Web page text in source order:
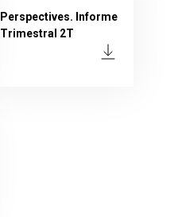
Perspectives. Informe
Trimestral 2T